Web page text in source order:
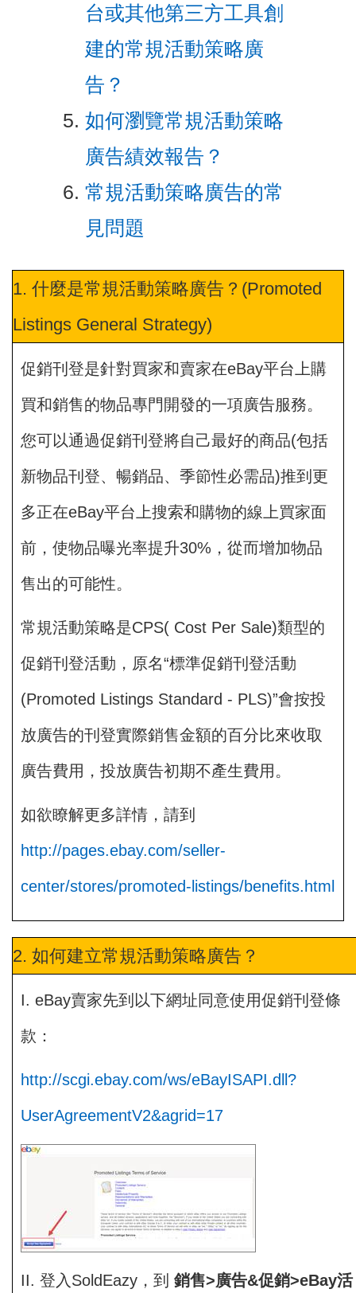
台或其他第三方工具創
建的常規活動策略廣
告？
如何瀏覽常規活動策略
廣告績效報告？
常規活動策略廣告的常
見問題
1. 什麼是常規活動策略廣告？(Promoted
Listings General Strategy)
促銷刊登是針對買家和賣家在eBay平台上購
買和銷售的物品專門開發的一項廣告服務。
您可以通過促銷刊登將自己最好的商品(包括
新物品刊登、暢銷品、季節性必需品)推到更
多正在eBay平台上搜索和購物的線上買家面
前，使物品曝光率提升30%，從而增加物品
售出的可能性。
常規活動策略是CPS( Cost Per Sale)類型的
促銷刊登活動，原名“標準促銷刊登活動
(Promoted Listings Standard - PLS)”會按投
放廣告的刊登實際銷售金額的百分比來收取
廣告費用，投放廣告初期不產生費用。
如欲瞭解更多詳情，請到
http://pages.ebay.com/seller-
center/stores/promoted-listings/benefits.html
2. 如何建立常規活動策略廣告？
I. eBay賣家先到以下網址同意使用促銷刊登條
款：
http://scgi.ebay.com/ws/eBayISAPI.dll?
UserAgreementV2&agrid=17
II. 登入SoldEazy，到 銷售>廣告&促銷>eBay活